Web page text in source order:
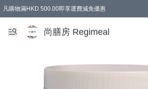
凡購物滿HKD 500.00即享運費減免優惠
尚膳房 Regimeal